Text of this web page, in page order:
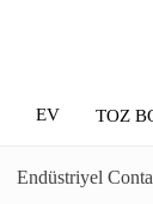
EV TOZ
Endüstriyel